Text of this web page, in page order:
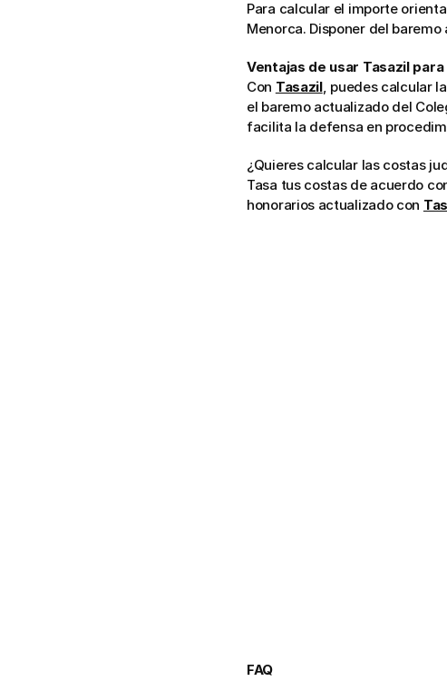
Para calcular el importe
Menorca. Disponer del
Ventajas de usar Tasazil
Con Tasazil, puedes calcular
el baremo actualizado del
facilita la defensa en
¿Quieres calcular las costas
Tasa tus costas de acuerdo
honorarios actualizado con
FAQ